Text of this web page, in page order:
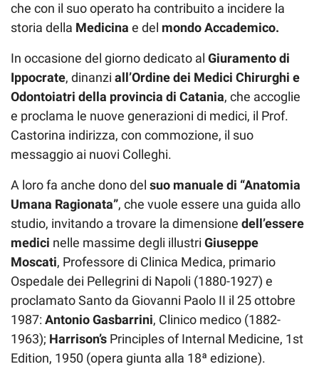
che con il suo operato ha contribuito a incidere la
storia della Medicina e del mondo Accademico.
In occasione del giorno dedicato al Giuramento di
Ippocrate, dinanzi all’Ordine dei Medici Chirurghi e
Odontoiatri della provincia di Catania, che accoglie
e proclama le nuove generazioni di medici, il Prof.
Castorina indirizza, con commozione, il suo
messaggio ai nuovi Colleghi.
A loro fa anche dono del suo manuale di “Anatomia
Umana Ragionata”, che vuole essere una guida allo
studio, invitando a trovare la dimensione dell’essere
medici nelle massime degli illustri Giuseppe
Moscati, Professore di Clinica Medica, primario
Ospedale dei Pellegrini di Napoli (1880-1927) e
proclamato Santo da Giovanni Paolo II il 25 ottobre
1987: Antonio Gasbarrini, Clinico medico (1882-
1963); Harrison’s Principles of Internal Medicine, 1st
Edition, 1950 (opera giunta alla 18ª edizione).